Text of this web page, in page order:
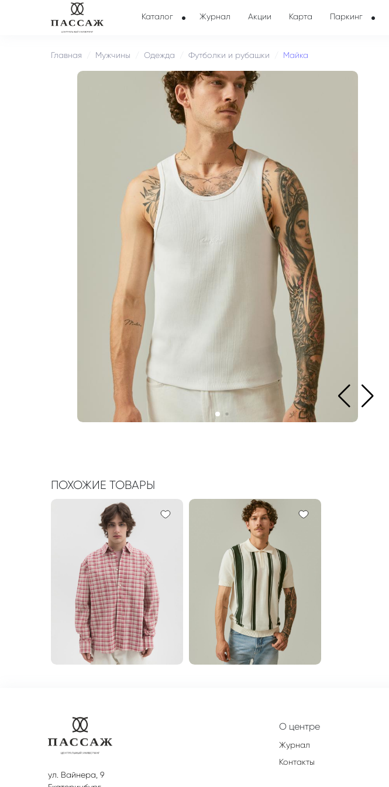
Каталог Журнал Акции Карта Паркинг
Главная Мужчины Одежда Футболки и рубашки Майка
ПОХОЖИЕ ТОВАРЫ
ул. Вайнера, 9
О центре
Журнал
Контакты